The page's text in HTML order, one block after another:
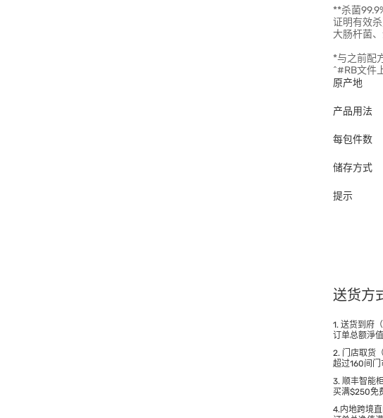
**杀菌
证明有效杀
大肠杆菌
*与之前配
^#RB文件
原产地
产品用法
每包件数
储存方式
提示
送货方
1. 送货到府
订单总额淨
2. 门店取货
超过160间门
3. 顺丰智能
买满$250免
4.内地跨境